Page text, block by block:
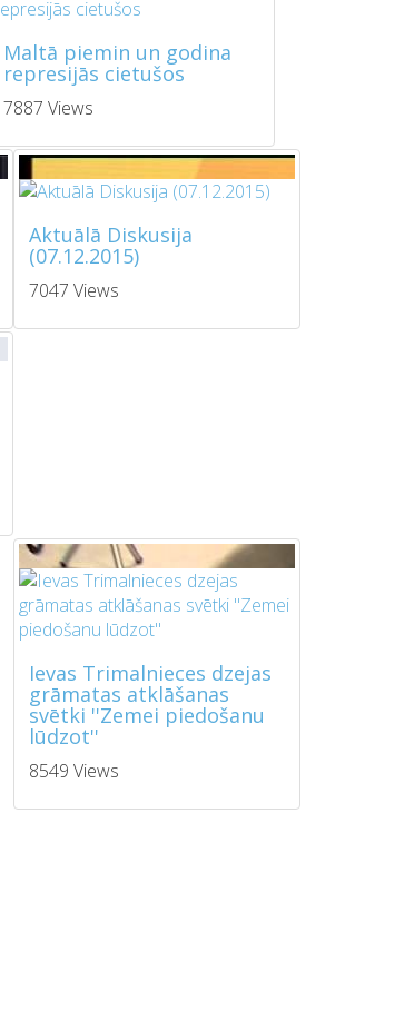
Maltā piemin un godina
represijās cietušos
7887 Views
Aktuālā Diskusija
(07.12.2015)
7047 Views
Ievas Trimalnieces dzejas
grāmatas atklāšanas
svētki ''Zemei piedošanu
lūdzot''
8549 Views